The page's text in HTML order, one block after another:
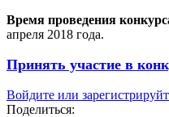
Время проведения
апреля 2018 года.
Принять участие в
Войдите или
Поделиться: